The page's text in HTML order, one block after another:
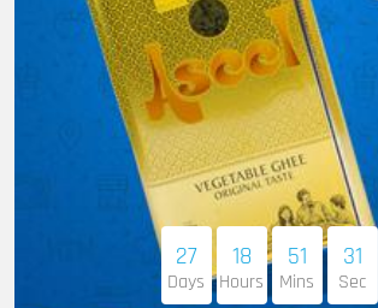
27
Days
18
Hours
51
Mins
29
Sec